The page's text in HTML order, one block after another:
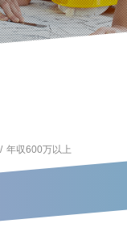
年収600万以上